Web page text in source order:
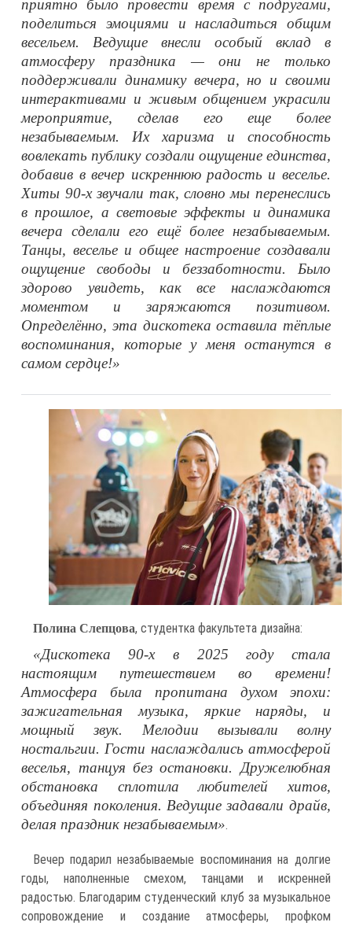
приятно было провести время с подругами,
поделиться эмоциями и насладиться общим
весельем. Ведущие внесли особый вклад в
атмосферу праздника — они не только
поддерживали динамику вечера, но и своими
интерактивами и живым общением украсили
мероприятие, сделав его еще более
незабываемым. Их харизма и способность
вовлекать публику создали ощущение единства,
добавив в вечер искреннюю радость и веселье.
Хиты 90-х звучали так, словно мы перенеслись
в прошлое, а световые эффекты и динамика
вечера сделали его ещё более незабываемым.
Танцы, веселье и общее настроение создавали
ощущение свободы и беззаботности. Было
здорово увидеть, как все наслаждаются
моментом и заряжаются позитивом.
Определённо, эта дискотека оставила тёплые
воспоминания, которые у меня останутся в
самом сердце!»
Полина Слепцова, студентка факультета дизайна:
«Дискотека 90-х в 2025 году стала
настоящим путешествием во времени!
Атмосфера была пропитана духом эпохи:
зажигательная музыка, яркие наряды, и
мощный звук. Мелодии вызывали волну
ностальгии. Гости наслаждались атмосферой
веселья, танцуя без остановки. Дружелюбная
обстановка сплотила любителей хитов,
объединяя поколения. Ведущие задавали драйв,
делая праздник незабываемым».
Вечер подарил незабываемые воспоминания на долгие
годы, наполненные смехом, танцами и искренней
радостью. Благодарим студенческий клуб за музыкальное
сопровождение и создание атмосферы, профком